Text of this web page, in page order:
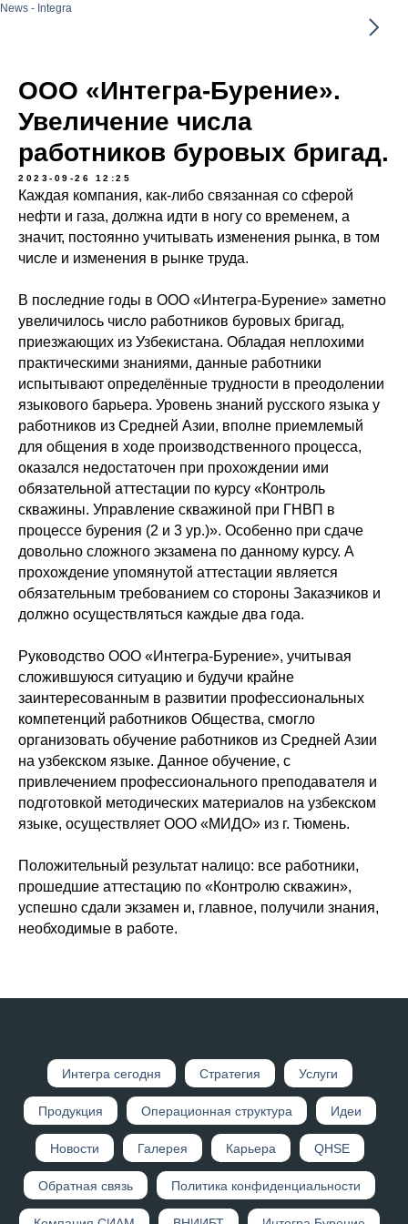
News - Integra
ООО «Интегра-Бурение».
Увеличение числа
работников буровых бригад.
2023-09-26 12:25
Каждая компания, как-либо связанная со сферой
нефти и газа, должна идти в ногу со временем, а
значит, постоянно учитывать изменения рынка, в том
числе и изменения в рынке труда.
В последние годы в ООО «Интегра-Бурение» заметно
увеличилось число работников буровых бригад,
приезжающих из Узбекистана. Обладая неплохими
практическими знаниями, данные работники
испытывают определённые трудности в преодолении
языкового барьера. Уровень знаний русского языка у
работников из Средней Азии, вполне приемлемый
для общения в ходе производственного процесса,
оказался недостаточен при прохождении ими
обязательной аттестации по курсу «Контроль
скважины. Управление скважиной при ГНВП в
процессе бурения (2 и 3 ур.)». Особенно при сдаче
довольно сложного экзамена по данному курсу. А
прохождение упомянутой аттестации является
обязательным требованием со стороны Заказчиков и
должно осуществляться каждые два года.
Руководство ООО «Интегра-Бурение», учитывая
сложившуюся ситуацию и будучи крайне
заинтересованным в развитии профессиональных
компетенций работников Общества, смогло
организовать обучение работников из Средней Азии
на узбекском языке. Данное обучение, с
привлечением профессионального преподавателя и
подготовкой методических материалов на узбекском
языке, осуществляет ООО «МИДО» из г. Тюмень.
Положительный результат налицо: все работники,
прошедшие аттестацию по «Контролю скважин»,
успешно сдали экзамен и, главное, получили знания,
необходимые в работе.
Интегр а сегодня Стратегия Услуги
Продукция Операционная структура Идеи
Новости Галерея Карьера QHSE
Обратная связь Политика конфиденциальности